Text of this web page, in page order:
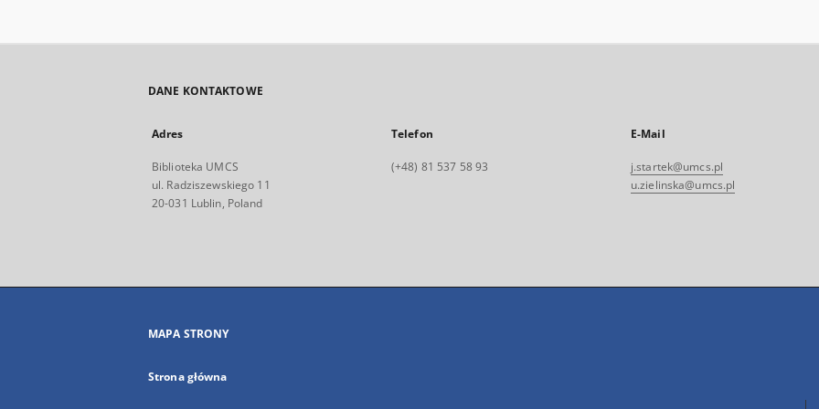
DANE KONTAKTOWE
Adres
Biblioteka UMCS
ul. Radziszewskiego 11
20-031 Lublin, Poland
Telefon
(+48) 81 537 58 93
E-Mail
j.startek@umcs.pl
u.zielinska@umcs.pl
MAPA STRONY
Strona główna